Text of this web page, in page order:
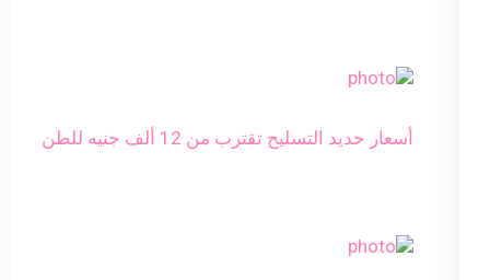
أسعار حديد التسليح تقترب من 12 ألف جنيه للطن